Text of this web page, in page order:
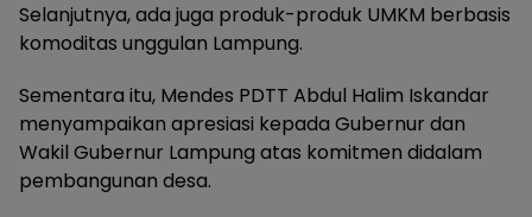
Selanjutnya, ada juga produk-produk UMKM berbasis
komoditas unggulan Lampung.
Sementara itu, Mendes PDTT Abdul Halim Iskandar
menyampaikan apresiasi kepada Gubernur dan
Wakil Gubernur Lampung atas komitmen didalam
pembangunan desa.